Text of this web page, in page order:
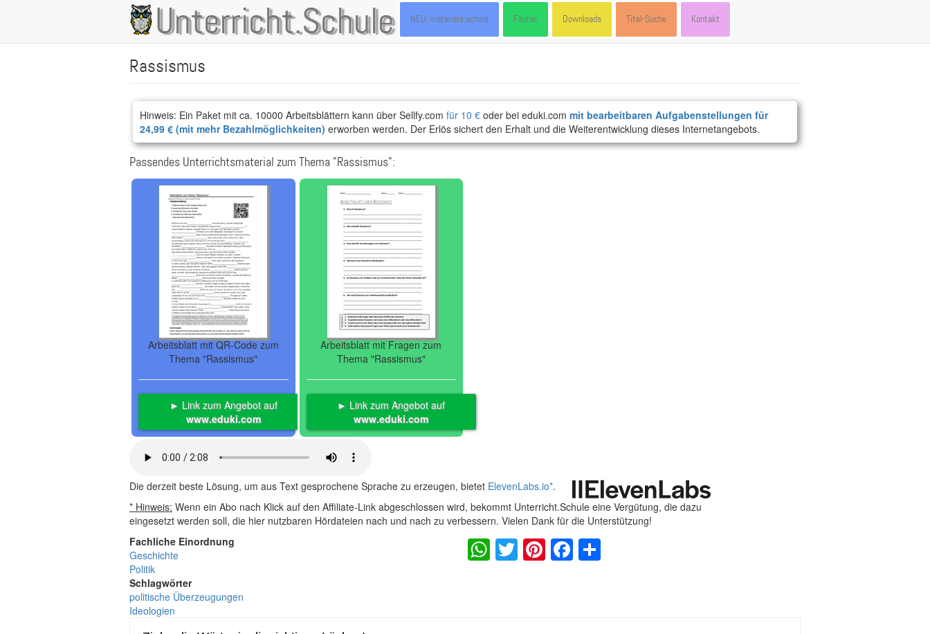
Unterricht.Schule
Main
navigation
NEU: materials.school Fächer Downloads Titel-Suche Kontakt
Rassismus
Hinweis: Ein Paket mit ca. 10000 Arbeitsblättern kann über Sellfy.com für 10 € oder bei eduki.com mit bearbeitbaren Aufgabenstellungen für
24,99 € (mit mehr Bezahlmöglichkeiten) erworben werden. Der Erlös sichert den Erhalt und die Weiterentwicklung dieses Internetangebots.
Passendes Unterrichtsmaterial zum Thema "Rassismus":
Arbeitsblatt mit QR-Code zum
Thema "Rassismus"
► Link zum Angebot auf
www.eduki.com
Arbeitsblatt mit Fragen zum
Thema "Rassismus"
► Link zum Angebot auf
www.eduki.com
Die derzeit beste Lösung, um aus Text gesprochene Sprache zu erzeugen, bietet ElevenLabs.io*.
* Hinweis: Wenn ein Abo nach Klick auf den Affiliate-Link abgeschlossen wird, bekommt Unterricht.Schule eine Vergütung, die dazu
eingesetzt werden soll, die hier nutzbaren Hördateien nach und nach zu verbessern. Vielen Dank für die Unterstützung!
Fachliche Einordnung
Geschichte
Politik
Schlagwörter
politische Überzeugungen
Ideologien
WhatsApp
Twitter
Pinterest
Facebook